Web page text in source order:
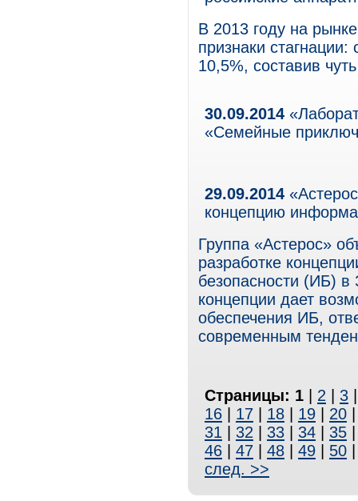
В 2013 году на
признаки
10,5%, составив
30.09.2014
«Семейные
29.09.2014
концепцию
Группа «Астерос»
разработке
безопасности (ИБ)
концепции дает
обеспечения ИБ,
современным
Страницы: 1 2 3
16
17 18 19 20
31
32 33 34 35
46
47 48 49 50
след. >>